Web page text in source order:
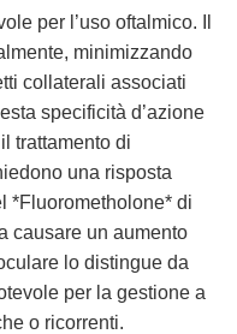
per l’uso oftalmico. Il
minimizzando
collaterali associati
specificità d’azione
trattamento di
una risposta
*Fluorometholone* di
causare un aumento
lo distingue da
per la gestione a
o ricorrenti.